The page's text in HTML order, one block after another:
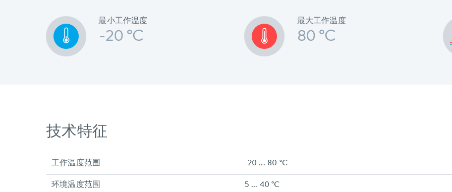
最小工作温度
-20 °C
最大工作温度
80 °C
技术特征
工作温度范围 -20 ... 80 °C
环境温度范围 5 ... 40 °C